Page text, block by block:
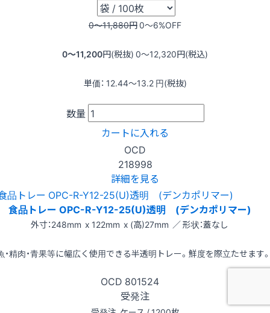
0〜11,880円0〜6%OFF
0〜11,200円(税抜) 0〜12,320円(税込)
単価： 12.44〜13.2 円(税抜)
数量
カートに入れる
OCD
218998
詳細を見る
食品トレー OPC-R-Y12-25(U)透明 (デンカポリマー)
外寸：248mm x 122mm x (高)27mm ／ 形状：蓋なし
・精肉・青果等に幅広く使用できる半透明トレー。鮮度を際立たせます
OCD 801524
受発注